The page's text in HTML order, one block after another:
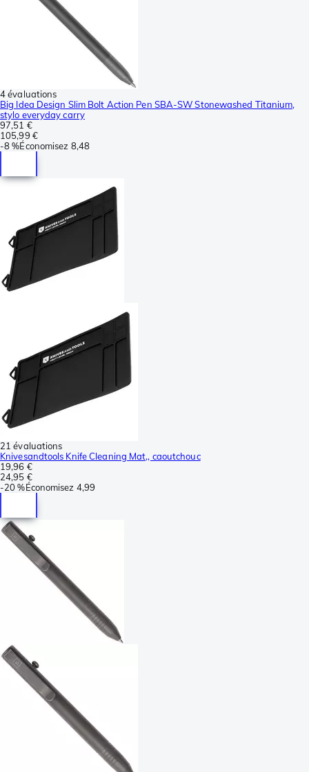
4 évaluations
Big Idea Design Slim Bolt Action Pen SBA-SW Stonewashed Titanium,
stylo everyday carry
97,51 €
105,99 €
-8 %Économisez 8,48
21 évaluations
Knivesandtools Knife Cleaning Mat,, caoutchouc
19,96 €
24,95 €
-20 %Économisez 4,99